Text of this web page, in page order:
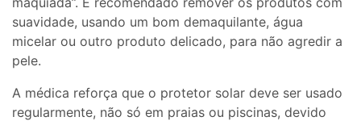
suavidade, usando um bom demaquilante, água
micelar ou outro produto delicado, para não agredir a
pele.
A médica reforça que o protetor solar deve ser usado
regularmente, não só em praias ou piscinas, devido